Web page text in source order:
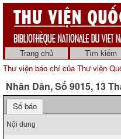
Trang chủ Tìm kiếm
Thư viện báo chí của Thư viện
Nhân Dân, Số 9015, 13
Số báo
Nội dung